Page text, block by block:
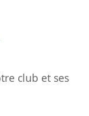
club et ses